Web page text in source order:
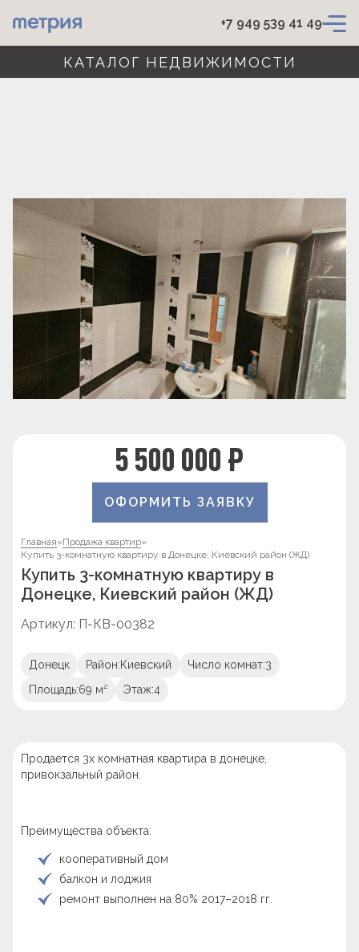
+7 949 539 41 49
КАТАЛОГ НЕДВИЖИМОСТИ
5 500 000 ₽
ОФОРМИТЬ ЗАЯВКУ
Главная»Продажа квартир»
Купить 3-комнатную квартиру в Донецке, Киевский район (ЖД)
Купить 3-комнатную квартиру в
Донецке, Киевский район (ЖД)
Артикул: П-КВ-00382
Донецк Район:Киевский Число комнат:3
Площадь:69 м² Этаж:4
Продается 3х комнатная квартира в донецке,
привокзальный район.
Преимущества объекта:
кооперативный дом
балкон и лоджия
ремонт выполнен на 80% 2017–2018 гг.